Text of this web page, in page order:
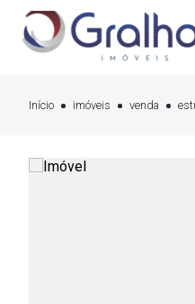
Início imóveis venda